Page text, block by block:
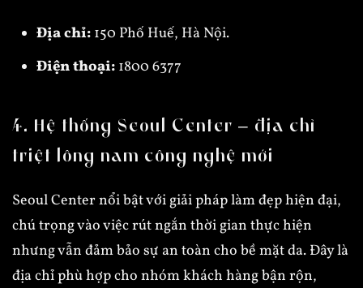
Địa chỉ: 150 Phố Huế, Hà Nội.
Điện thoại: 1800 6377
4. Hệ thống Seoul Center – địa chỉ
triệt lông nam công nghệ mới
Seoul Center nổi bật với giải pháp làm đẹp hiện đại,
chú trọng vào việc rút ngắn thời gian thực hiện
nhưng vẫn đảm bảo sự an toàn cho bề mặt da. Đây là
địa chỉ phù hợp cho nhóm khách hàng bận rộn,